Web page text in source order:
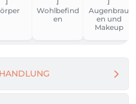
Wohlbefind
en
Augenbrau
en und
Makeup